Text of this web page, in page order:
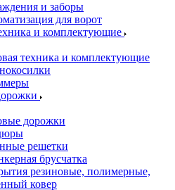
и заборы
для ворот
и комплектующие
техника и комплектующие
дорожки
решетки
брусчатка
резиновые, полимерные,
ковер